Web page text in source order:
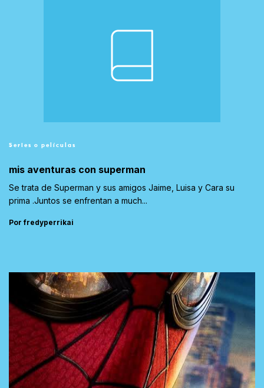
Series o películas
mis aventuras con superman
Se trata de Superman y sus amigos Jaime, Luisa y Cara su
prima .Juntos se enfrentan a much...
Por fredyperrikai